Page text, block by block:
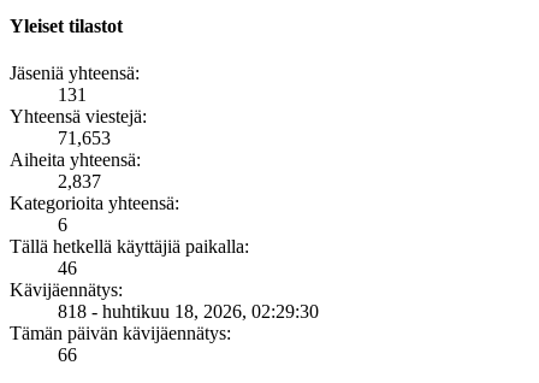
Yleiset tilastot
Jäseniä yhteensä:
131
Yhteensä viestejä:
71,653
Aiheita yhteensä:
2,837
Kategorioita yhteensä:
6
Tällä hetkellä käyttäjiä paikalla:
46
Kävijäennätys:
818 - huhtikuu 18, 2026, 02:29:30
Tämän päivän kävijäennätys:
66